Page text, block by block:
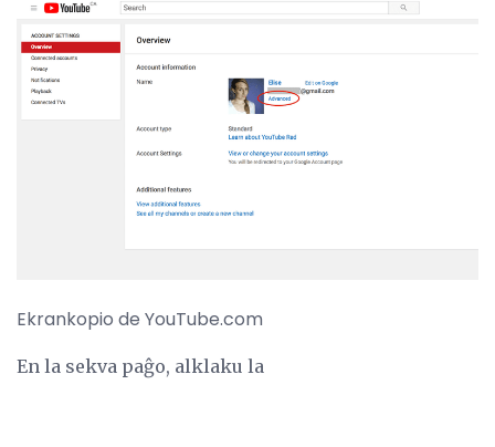
Ekrankopio de YouTube.com
En la sekva paĝo, alklaku la